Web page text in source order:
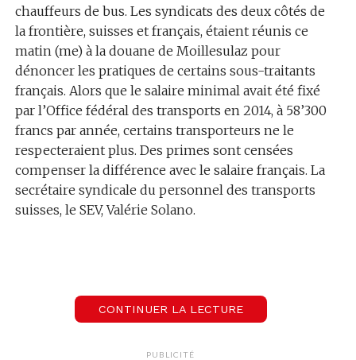
chauffeurs de bus. Les syndicats des deux côtés de
la frontière, suisses et français, étaient réunis ce
matin (me) à la douane de Moillesulaz pour
dénoncer les pratiques de certains sous-traitants
français. Alors que le salaire minimal avait été fixé
par l’Office fédéral des transports en 2014, à 58’300
francs par année, certains transporteurs ne le
respecteraient plus. Des primes sont censées
compenser la différence avec le salaire français. La
secrétaire syndicale du personnel des transports
suisses, le SEV, Valérie Solano.
Valérie Solano
Secrétaire syndicale au SEV
CONTINUER LA LECTURE
PUBLICITÉ